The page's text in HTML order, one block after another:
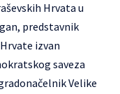
Hrvata u
predstavnik
izvan
saveza
Velike